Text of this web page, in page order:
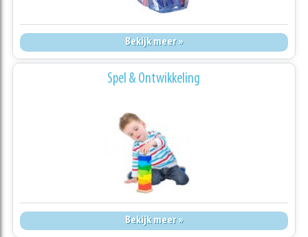
Bekijk meer »
Spel & Ontwikkeling
Bekijk meer »